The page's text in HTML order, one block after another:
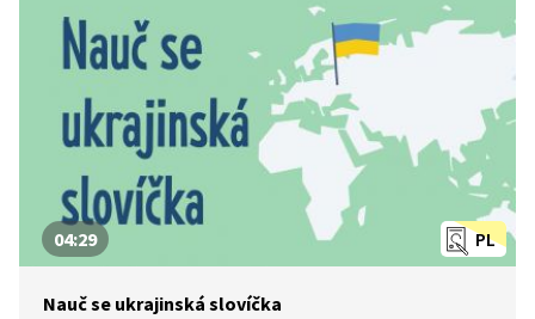
PL
04:29
Nauč se ukrajinská slovíčka